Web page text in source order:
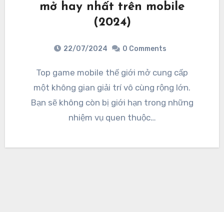
mở hay nhất trên mobile
(2024)
22/07/2024 0 Comments
Top game mobile thế giới mở cung cấp
một không gian giải trí vô cùng rộng lớn.
Bạn sẽ không còn bị giới hạn trong những
nhiệm vụ quen thuộc…